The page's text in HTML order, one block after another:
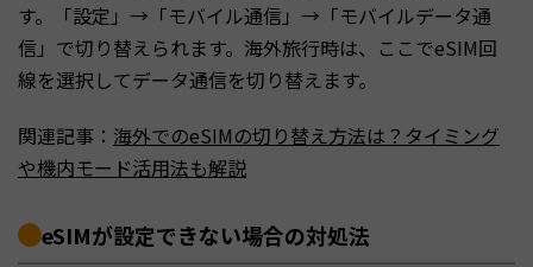
す。「設定」→「モバイル通信」→「モバイルデータ通
信」で切り替えられます。海外旅行時は、ここでeSIM回
線を選択してデータ通信を切り替えます。
関連記事： 海外でのeSIMの切り替え方法は？タイミング
や機内モード活用法も解説
eSIMが設定できない場合の対処法